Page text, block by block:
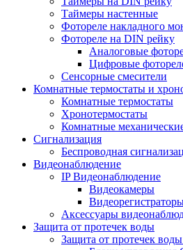
Таймеры настенные
Фотореле накладного
Фотореле на DIN рейку
Аналоговые
Цифровые
Сенсорные смесители
Комнатные термостаты и
Комнатные термостаты
Хронотермостаты
Комнатные
Сигнализация
Беспроводная
Видеонаблюдение
IP Видеонаблюдение
Видеокамеры
Аксессуары
Защита от протечек воды
Защита от протечек